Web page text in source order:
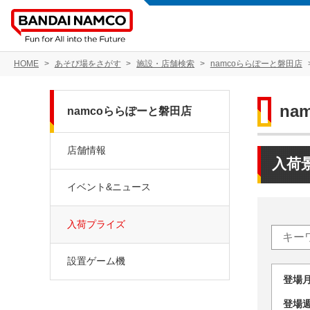
HOME あそび場をさがす 施設・店舗検索 namcoららぽーと磐田店
入荷
登
登
namcoららぽーと磐田店
店舗情報
イベント&ニュース
入荷プライズ
設置ゲーム機